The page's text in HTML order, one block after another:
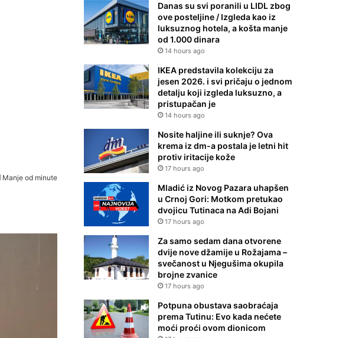
Manje od minute
Danas su svi poranili u LIDL zbog
ove posteljine / Izgleda kao iz
luksuznog hotela, a košta manje
od 1.000 dinara
14 hours ago
IKEA predstavila kolekciju za
jesen 2026. i svi pričaju o jednom
detalju koji izgleda luksuzno, a
pristupačan je
14 hours ago
Nosite haljine ili suknje? Ova
krema iz dm-a postala je letni hit
protiv iritacije kože
17 hours ago
Mladić iz Novog Pazara uhapšen
u Crnoj Gori: Motkom pretukao
dvojicu Tutinaca na Adi Bojani
17 hours ago
Za samo sedam dana otvorene
dvije nove džamije u Rožajama –
svečanost u Njegušima okupila
brojne zvanice
17 hours ago
Potpuna obustava saobraćaja
prema Tutinu: Evo kada nećete
moći proći ovom dionicom